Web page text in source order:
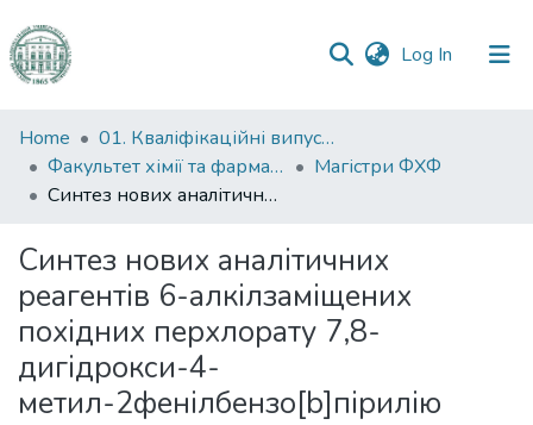
Log In (current)
Communities
&
Collections
Statistics
Home
01. Кваліфікаційні випускні роботи здобувачів вищої освіти
Факультет хімії та фармації
Магістри ФХФ
Синтез нових аналітичних реагентів 6-алкілзаміщених похідних перхлорату 7,8-дигідрокси-4-метил-2фенілбензо[b]пірилію
Синтез нових аналітичних
реагентів 6-алкілзаміщених
похідних перхлорату 7,8-
дигідрокси-4-
метил-2фенілбензо[b]пірилію